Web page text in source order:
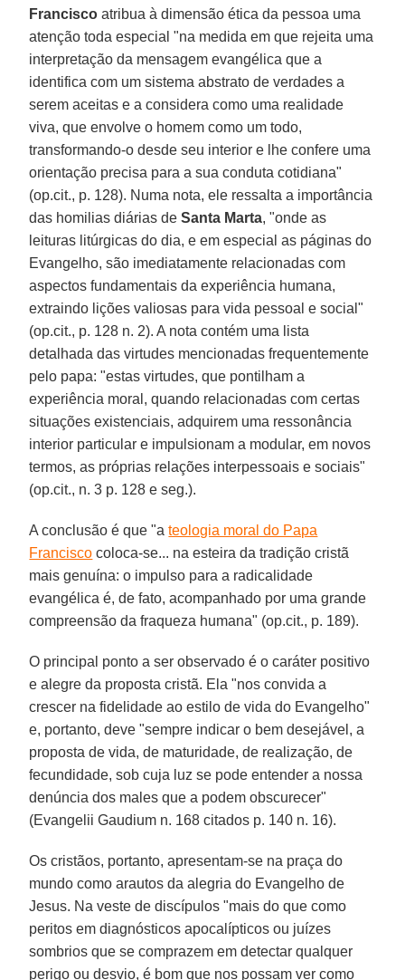
Francisco atribua à dimensão ética da pessoa uma
atenção toda especial "na medida em que rejeita uma
interpretação da mensagem evangélica que a
identifica com um sistema abstrato de verdades a
serem aceitas e a considera como uma realidade
viva, que envolve o homem como um todo,
transformando-o desde seu interior e lhe confere uma
orientação precisa para a sua conduta cotidiana"
(op.cit., p. 128). Numa nota, ele ressalta a importância
das homilias diárias deSanta Marta, "onde as
leituras litúrgicas do dia, e em especial as páginas do
Evangelho, são imediatamente relacionadas com
aspectos fundamentais da experiência humana,
extraindo lições valiosas para vida pessoal e social"
(op.cit., p. 128 n. 2). A nota contém uma lista
detalhada das virtudes mencionadas frequentemente
pelo papa: "estas virtudes, que pontilham a
experiência moral, quando relacionadas com certas
situações existenciais, adquirem uma ressonância
interior particular e impulsionam a modular, em novos
termos, as próprias relações interpessoais e sociais"
(op.cit., n. 3 p. 128 e seg.).
A conclusão é que "ateologia moral do Papa
Francisco coloca-se... na esteira da tradição cristã
mais genuína: o impulso para a radicalidade
evangélica é, de fato, acompanhado por uma grande
compreensão da fraqueza humana" (op.cit., p. 189).
O principal ponto a ser observado é o caráter positivo
e alegre da proposta cristã. Ela "nos convida a
crescer na fidelidade ao estilo de vida do Evangelho"
e, portanto, deve "sempre indicar o bem desejável, a
proposta de vida, de maturidade, de realização, de
fecundidade, sob cuja luz se pode entender a nossa
denúncia dos males que a podem obscurecer"
(Evangelii Gaudium n. 168 citados p. 140 n. 16).
Os cristãos, portanto, apresentam-se na praça do
mundo como arautos da alegria do Evangelho de
Jesus. Na veste de discípulos "mais do que como
peritos em diagnósticos apocalípticos ou juízes
sombrios que se comprazem em detectar qualquer
perigo ou desvio, é bom que nos possam ver como